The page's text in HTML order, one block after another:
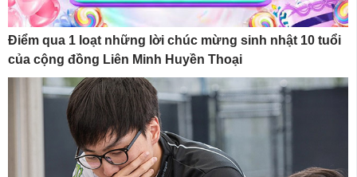
Điểm qua 1 loạt những lời chúc mừng sinh nhật 10 tuổi
của cộng đồng Liên Minh Huyền Thoại